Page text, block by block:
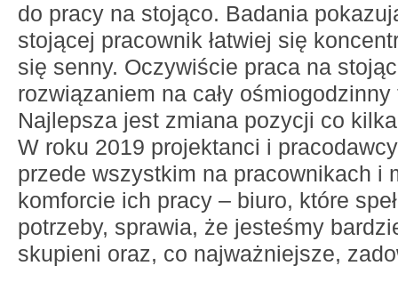
do pracy na stojąco. Badania
stojącej pracownik łatwiej się
się senny. Oczywiście praca na
rozwiązaniem na cały ośmiogodzinny
Najlepsza jest zmiana pozycji co
W roku 2019 projektanci i
przede wszystkim na pracownikach i
komforcie ich pracy – biuro, które
potrzeby, sprawia, że jesteśmy
skupieni oraz, co najważniejsze,